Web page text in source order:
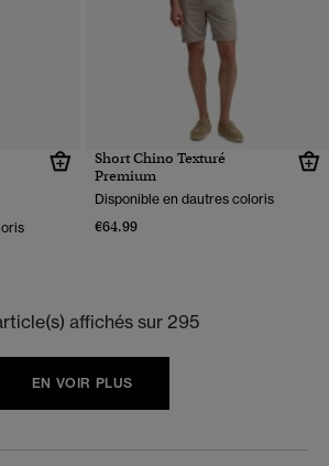
Short Chino Texturé
Premium
Disponible en dautres coloris
€64.99
affichés sur 295
EN VOIR PLUS